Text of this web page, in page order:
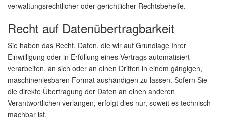
verwaltungsrechtlicher oder gerichtlicher Rechtsbehelfe.
Recht auf Datenübertragbarkeit
Sie haben das Recht, Daten, die wir auf Grundlage Ihrer
Einwilligung oder in Erfüllung eines Vertrags automatisiert
verarbeiten, an sich oder an einen Dritten in einem gängigen,
maschinenlesbaren Format aushändigen zu lassen. Sofern Sie
die direkte Übertragung der Daten an einen anderen
Verantwortlichen verlangen, erfolgt dies nur, soweit es technisch
machbar ist.